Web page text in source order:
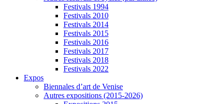
Festivals 1994
Festivals 2010
Festivals 2014
Festivals 2015
Festivals 2016
Festivals 2017
Festivals 2018
Festivals 2022
Expos
Biennales d’art de Venise
Autres expositions (2015-2026)